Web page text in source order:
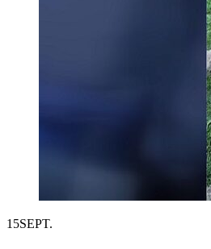
15SEPT.